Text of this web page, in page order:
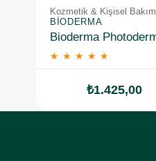
Kozmetik & Kişisel Bakım
BIODERMA
★ ★ ★ ★ ★
₺1.425,00